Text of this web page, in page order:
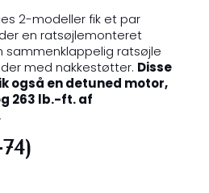
2-modeller fik et par
en ratsøjlemonteret
ratsøjle
med nakkestøtter. Disse
også en detuned motor,
263 lb.-ft. af